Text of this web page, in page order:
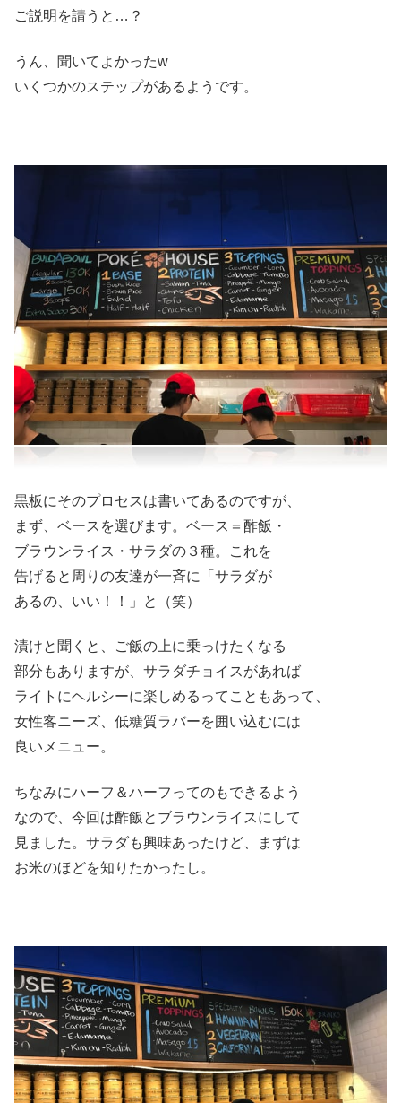
ご説明を請うと…？
うん、聞いてよかったw
いくつかのステップがあるようです。
黒板にそのプロセスは書いてあるのですが、
まず、ベースを選びます。ベース＝酢飯・
ブラウンライス・サラダの３種。これを
告げると周りの友達が一斉に「サラダが
あるの、いい！！」と（笑）
漬けと聞くと、ご飯の上に乗っけたくなる
部分もありますが、サラダチョイスがあれば
ライトにヘルシーに楽しめるってこともあって、
女性客ニーズ、低糖質ラバーを囲い込むには
良いメニュー。
ちなみにハーフ＆ハーフってのもできるよう
なので、今回は酢飯とブラウンライスにして
見ました。サラダも興味あったけど、まずは
お米のほどを知りたかったし。